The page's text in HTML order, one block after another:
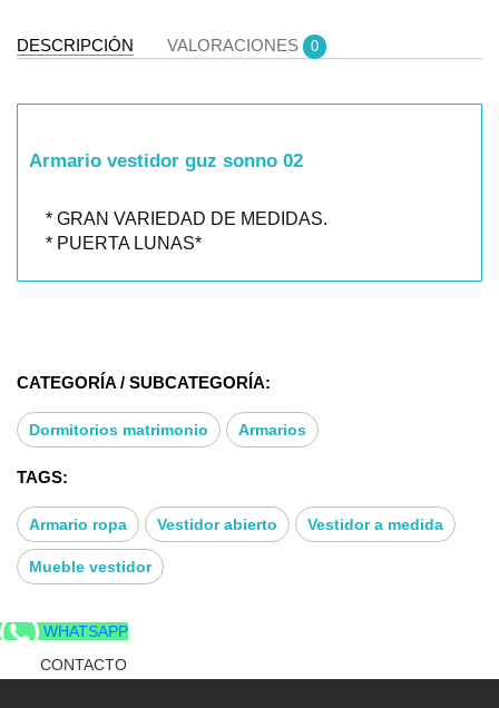
DESCRIPCIÓN VALORACIONES 0
Armario vestidor guz sonno 02
* GRAN VARIEDAD DE MEDIDAS.
* PUERTA LUNAS*
CATEGORÍA / SUBCATEGORÍA:
Dormitorios matrimonio Armarios
TAGS:
Armario ropa Vestidor abierto Vestidor a medida
Mueble vestidor
WHATSAPP
CONTACTO